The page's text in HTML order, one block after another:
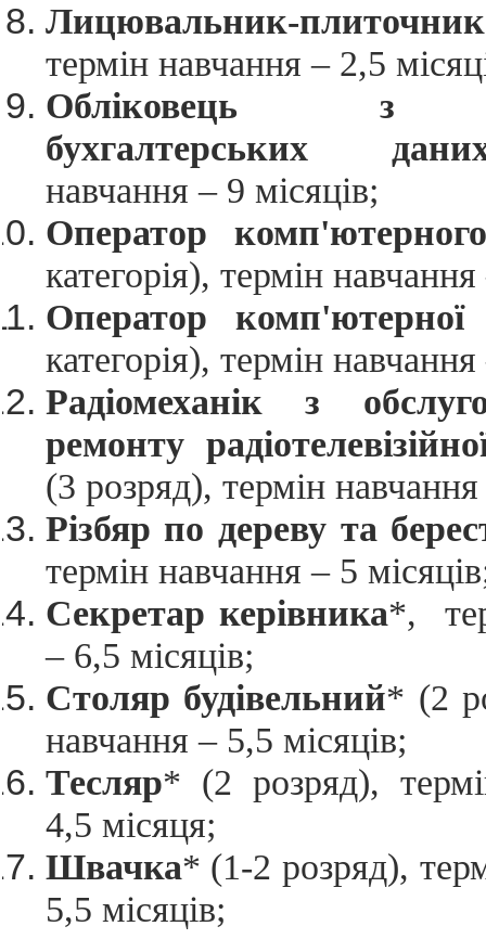
Лицювальник-плиточник
термін навчання – 2,5
Обліковець з
бухгалтерських
навчання – 9 місяців;
Оператор
категорія), термін
Оператор комп'ютерної
категорія), термін
Радіомеханік з
ремонту
(3 розряд), термін навчання
Різбяр по дереву та
термін навчання – 5
Секретар керівника*,
– 6,5 місяців;
Столяр будівельний* (2
навчання – 5,5 місяців;
Тесляр* (2 розряд),
4,5 місяця;
Швачка* (1-2 розряд),
5,5 місяців;